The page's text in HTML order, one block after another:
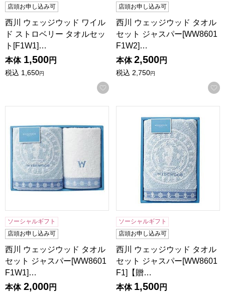
店頭お申し込み可
西川 ウェッジウッド ワイル
ド ストロベリー タオルセッ
ト[F1W1]…
本体 1,500円
税込 1,650円
お気に入りに登録する
店頭お申し込み可
西川 ウェッジウッド タオル
セット ジャスパー[WW8601
F1W2]…
本体 2,500円
税込 2,750円
ソーシャルギフト
店頭お申し込み可
西川 ウェッジウッド タオル
セット ジャスパー[WW8601
F1W1]…
本体 2,000円
ソーシャルギフト
店頭お申し込み可
西川 ウェッジウッド タオル
セット ジャスパー[WW8601
F1]【贈…
本体 1,500円